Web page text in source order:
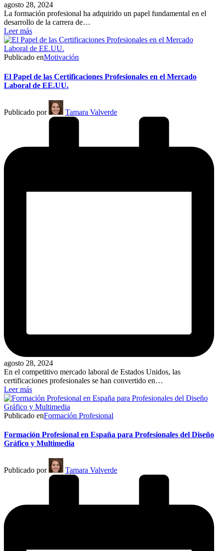
agosto 28, 2024
La formación profesional ha adquirido un papel fundamental en el
desarrollo de la carrera de…
Leer más
Publicado enMotivación
El Papel de las Certificaciones Profesionales en el Mercado
Laboral de EE.UU.
Publicado por Tamara Valverde
agosto 28, 2024
En el competitivo mercado laboral de Estados Unidos, las
certificaciones profesionales se han convertido en…
Leer más
Publicado enFormación Profesional
Formación Profesional en España para Profesionales del Diseño
Gráfico y Multimedia
Publicado por Tamara Valverde